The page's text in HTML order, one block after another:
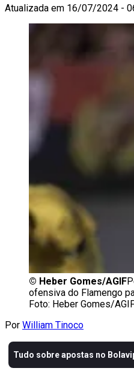
Atualizada em 16/07/2024 -
© Heber Gomes/AGIF
ofensiva do Flamengo
Foto: Heber Gomes/
Por William Tinoco